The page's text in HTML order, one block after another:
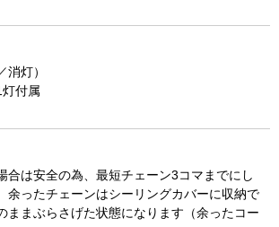
灯）
付属
合は安全の為、最短チェーン3コマまでにし
余ったチェーンはシーリングカバーに収納で
ままぶらさげた状態になります（余ったコー